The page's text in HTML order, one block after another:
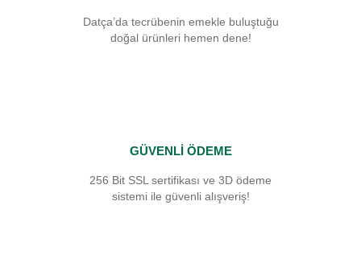
Datça’da tecrübenin emekle buluştuğu
doğal ürünleri hemen dene!
GÜVENLİ ÖDEME
256 Bit SSL sertifikası ve 3D ödeme
sistemi ile güvenli alışveriş!